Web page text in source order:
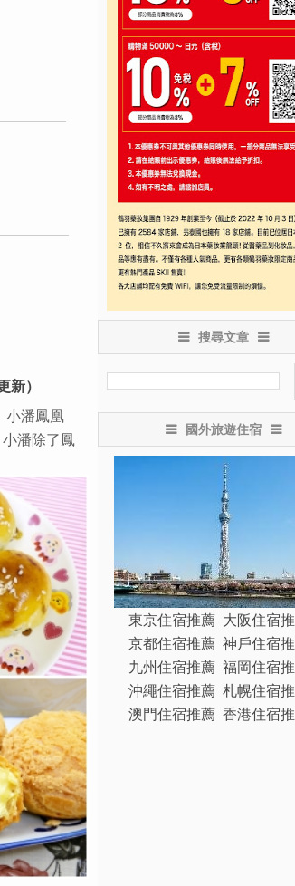
）
小潘鳳凰
潘除了鳳
搜尋文章
國外旅遊住宿
東京住宿推薦 大阪住宿
京都住宿推薦 神戶住宿
九州住宿推薦 福岡住宿
沖繩住宿推薦 札幌住宿
澳門住宿推薦 香港住宿